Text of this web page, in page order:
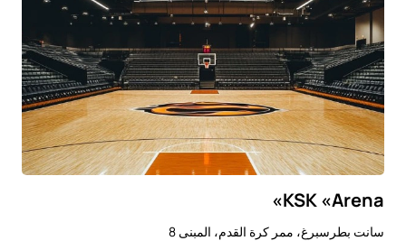
KSK «Arena»
سانت بطرسبرغ، ممر كرة القدم، المبنى 8